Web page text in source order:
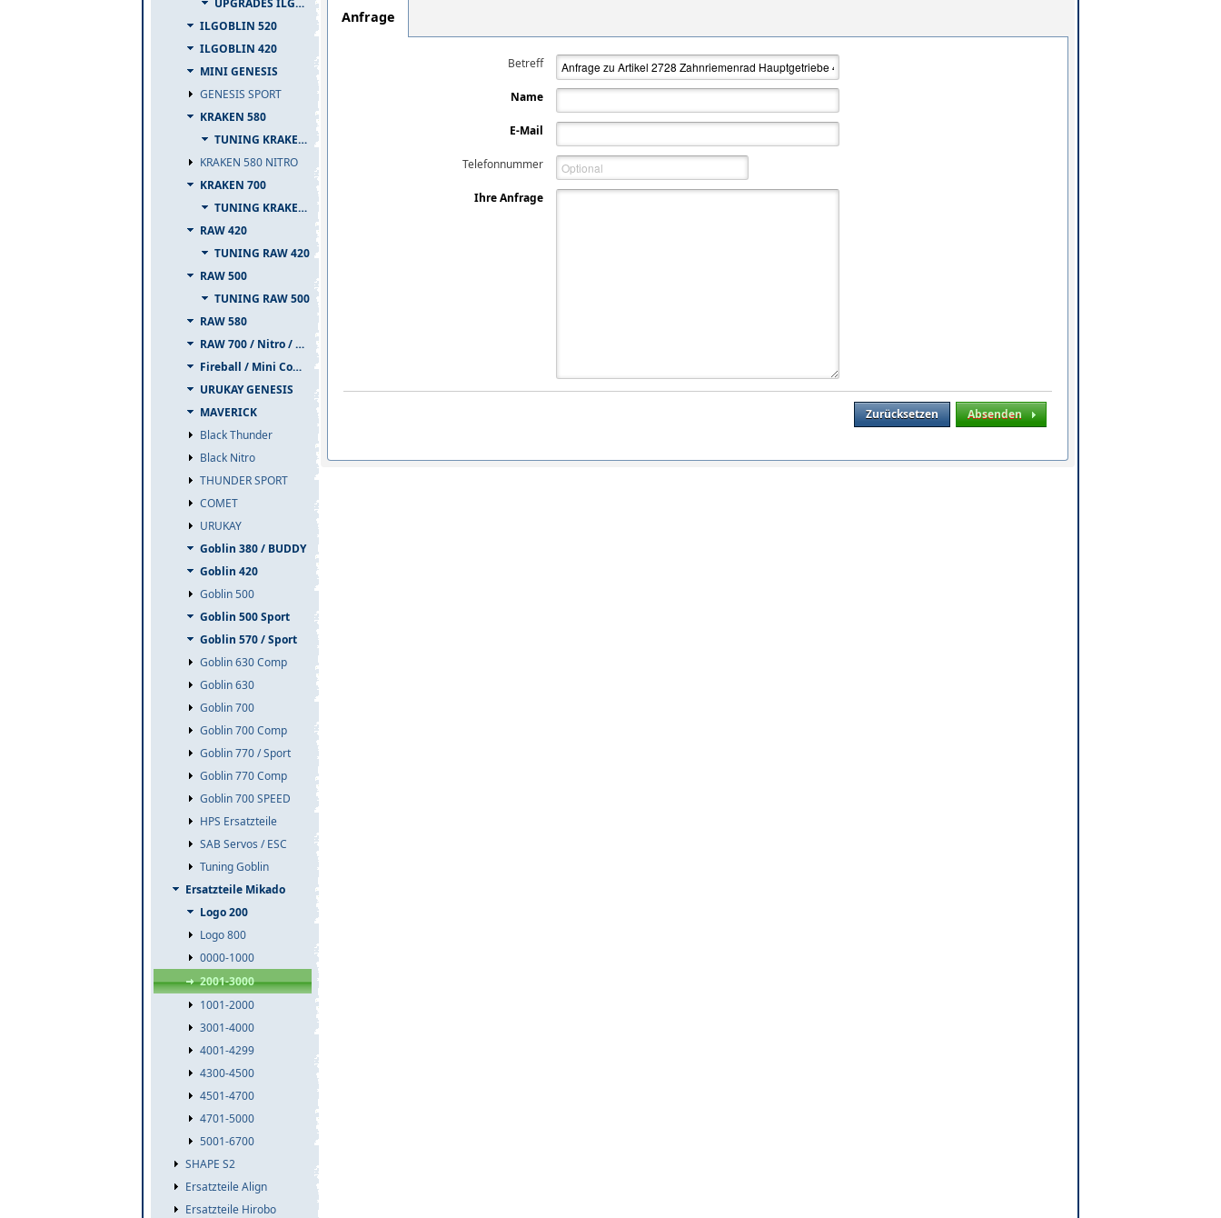
UPGRADES ILGOBLIN PRO / RAW 700
ILGOBLIN 520
ILGOBLIN 420
MINI GENESIS
GENESIS SPORT
KRAKEN 580
TUNING KRAKEN 580
KRAKEN 580 NITRO
KRAKEN 700
TUNING KRAKEN 700
RAW 420
TUNING RAW 420
RAW 500
TUNING RAW 500
RAW 580
RAW 700 / Nitro / PIUMA
Fireball / Mini Comet
URUKAY GENESIS
MAVERICK
Black Thunder
Black Nitro
THUNDER SPORT
COMET
URUKAY
Goblin 380 / BUDDY
Goblin 420
Goblin 500
Goblin 500 Sport
Goblin 570 / Sport
Goblin 630 Comp
Goblin 630
Goblin 700
Goblin 700 Comp
Goblin 770 / Sport
Goblin 770 Comp
Goblin 700 SPEED
HPS Ersatzteile
SAB Servos / ESC
Tuning Goblin
Ersatzteile Mikado
Logo 200
Logo 800
0000-1000
2001-3000
1001-2000
3001-4000
4001-4299
4300-4500
4501-4700
4701-5000
5001-6700
SHAPE S2
Ersatzteile Align
Ersatzteile Hirobo
Anfrage
Betreff
Name
E-Mail
Telefonnummer
Ihre Anfrage
Zurücksetzen Absenden